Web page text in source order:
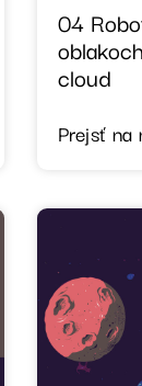
04
cloud
Prejsť